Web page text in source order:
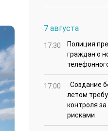
7 августа
17:30
Полиция
граждан о
17:00
Создание
летом
контроля
рисками